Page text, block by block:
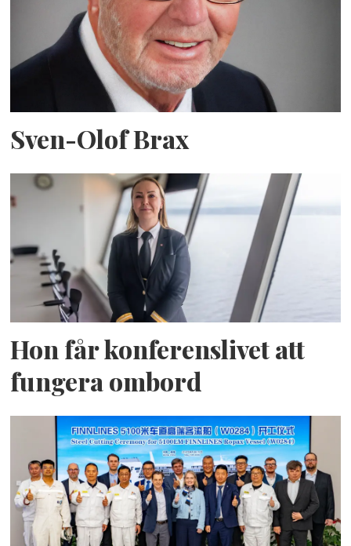
Sven-Olof Brax
Hon får konferenslivet att
fungera ombord